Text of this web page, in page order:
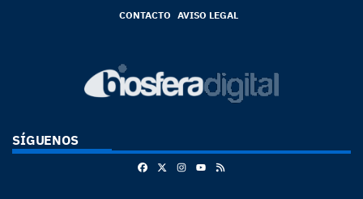
CONTACTO AVISO LEGAL
SÍGUENOS
FacebookInstagram